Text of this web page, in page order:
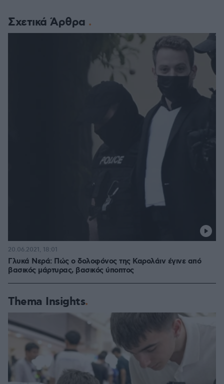
Σχετικά Άρθρα
Γλυκά Νερά: Πώς ο δολοφόνος της Καρολάιν έγινε από
βασικός μάρτυρας, βασικός ύποπτος
20.06.2021, 18:01
Thema Insights